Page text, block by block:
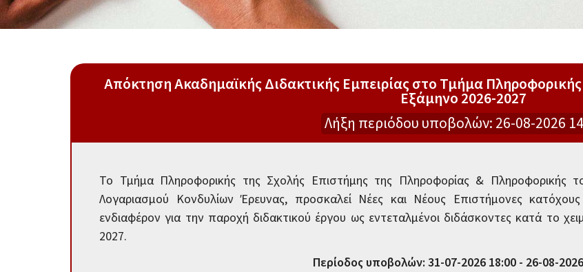
Απόκτηση Ακαδημαϊκής Διδακτικής Εμπειρίας στο Τμήμα Πληροφορικής
Εξάμηνο 2026-2027
Λήξη περιόδου υποβολών: 26-08-2026
Το Τμήμα Πληροφορικής της Σχολής Επιστήμης της Πληροφορίας & Πληροφορικής
Λογαριασμού Κονδυλίων Έρευνας, προσκαλεί Νέες και Νέους Επιστήμονες
ενδιαφέρον για την παροχή διδακτικού έργου ως εντεταλμένοι διδάσκοντες κατά το
2027.
Περίοδος υποβολών: 31-07-2026 18:00 - 26-08-